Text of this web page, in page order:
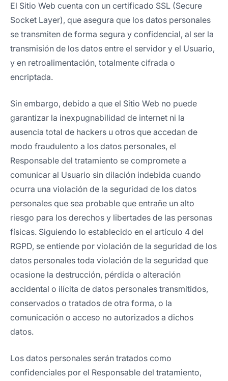
El Sitio Web cuenta con un certificado SSL (Secure
Socket Layer), que asegura que los datos personales
se transmiten de forma segura y confidencial, al ser la
transmisión de los datos entre el servidor y el Usuario,
y en retroalimentación, totalmente cifrada o
encriptada.
Sin embargo, debido a que el Sitio Web no puede
garantizar la inexpugnabilidad de internet ni la
ausencia total de hackers u otros que accedan de
modo fraudulento a los datos personales, el
Responsable del tratamiento se compromete a
comunicar al Usuario sin dilación indebida cuando
ocurra una violación de la seguridad de los datos
personales que sea probable que entrañe un alto
riesgo para los derechos y libertades de las personas
físicas. Siguiendo lo establecido en el artículo 4 del
RGPD, se entiende por violación de la seguridad de los
datos personales toda violación de la seguridad que
ocasione la destrucción, pérdida o alteración
accidental o ilícita de datos personales transmitidos,
conservados o tratados de otra forma, o la
comunicación o acceso no autorizados a dichos
datos.
Los datos personales serán tratados como
confidenciales por el Responsable del tratamiento,